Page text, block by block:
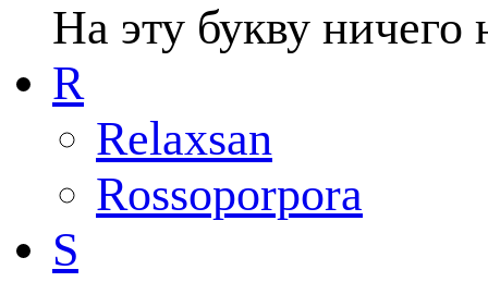
На эту букву ничего
R
Relaxsan
Rossoporpora
S